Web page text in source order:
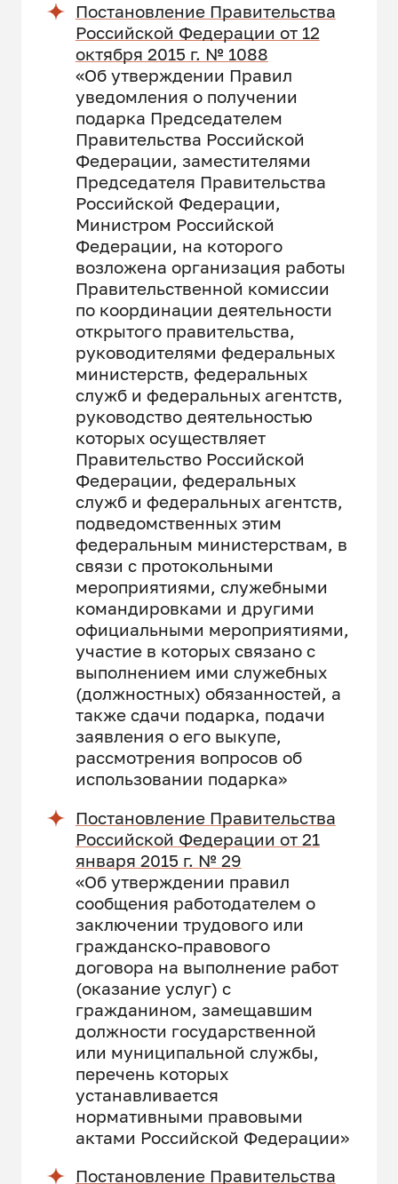
Постановление Правительства
Российской Федерации от 12
октября 2015 г. № 1088
«Об утверждении Правил
уведомления о получении
подарка Председателем
Правительства Российской
Федерации, заместителями
Председателя Правительства
Российской Федерации,
Министром Российской
Федерации, на которого
возложена организация работы
Правительственной комиссии
по координации деятельности
открытого правительства,
руководителями федеральных
министерств, федеральных
служб и федеральных агентств,
руководство деятельностью
которых осуществляет
Правительство Российской
Федерации, федеральных
служб и федеральных агентств,
подведомственных этим
федеральным министерствам, в
связи с протокольными
мероприятиями, служебными
командировками и другими
официальными мероприятиями,
участие в которых связано с
выполнением ими служебных
(должностных) обязанностей, а
также сдачи подарка, подачи
заявления о его выкупе,
рассмотрения вопросов об
использовании подарка»
Постановление Правительства
Российской Федерации от 21
января 2015 г. № 29
«Об утверждении правил
сообщения работодателем о
заключении трудового или
гражданско-правового
договора на выполнение работ
(оказание услуг) с
гражданином, замещавшим
должности государственной
или муниципальной службы,
перечень которых
устанавливается
нормативными правовыми
актами Российской Федерации»
Постановление Правительства